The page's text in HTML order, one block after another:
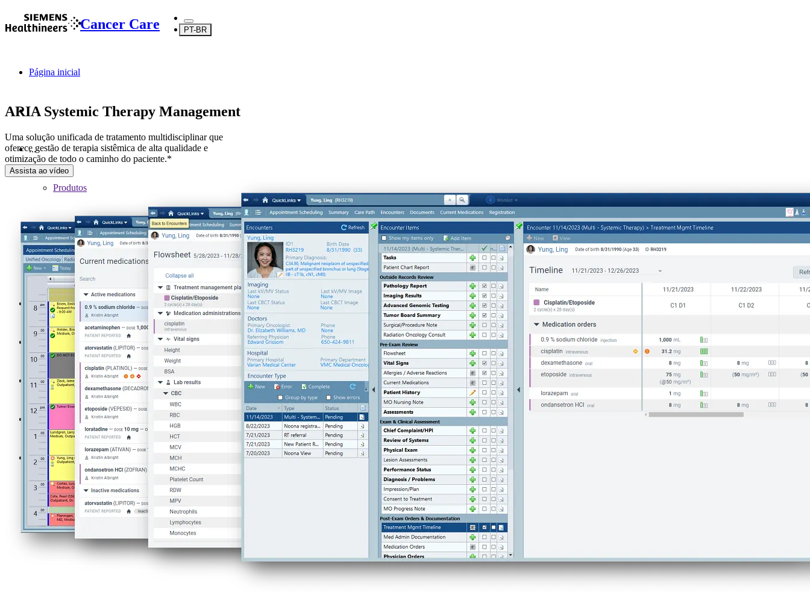
Cancer Care PT-BR
Página inicial
...
Produtos
Software
Oncologia digital
Sistemas de gestão em oncologia
ARIA Systemic Therapy Management
ARIA Systemic Therapy Management
Uma solução unificada de tratamento multidisciplinar que
oferece gestão de terapia sistêmica de alta qualidade e
otimização de todo o caminho do paciente.*
Assista ao vídeo